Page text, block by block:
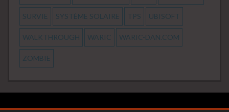
SURVIE SYSTÈME SOLAIRE TPS UBISOFT
WALKTHROUGH WARIC WARIC-DAN.COM
ZOMBIE